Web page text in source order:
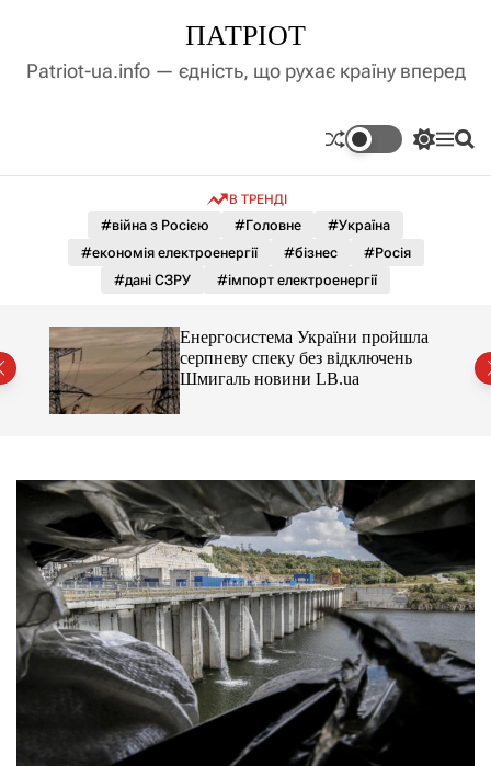
д
у
ПАТРІОТ
Patriot-ua.info — єдність, що рухає країну вперед
П
м
к
о
л
ь
г
р
е
и
м
у
М П
В ТРЕНДІ
#війна з Росією #Головне
#Україна
#економія електроенергії
#бізнес
#Росія
#дані СЗРУ
#імпорт електроенергії
Енергосистема України пройшла
серпневу спеку без відключень
Шмигаль новини LB.ua